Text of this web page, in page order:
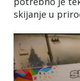
skijanje u